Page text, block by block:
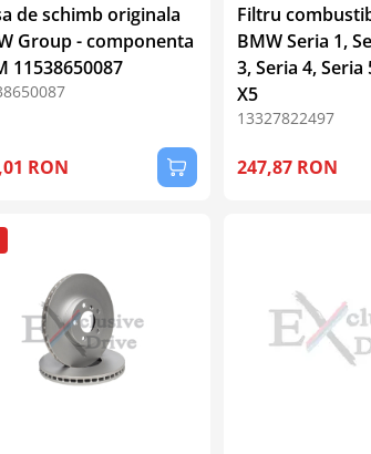
de schimb originala
Group - componenta
11538650087
RON
Filtru
BMW Seria 1,
3, Seria 4, Seria
X5
13327822497
247,87 RON